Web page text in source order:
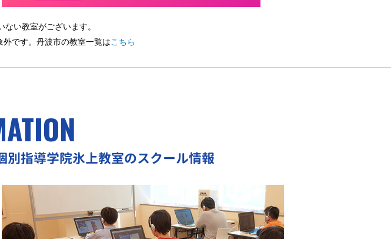
い教室がございます。
です。 丹波市の教室一覧はこちら
別指導学院氷上教室のスクール情報